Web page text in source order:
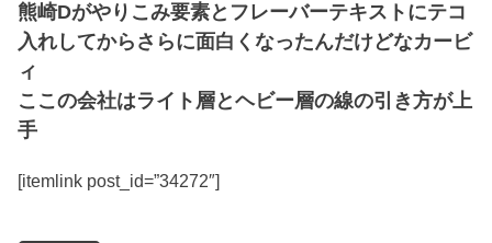
熊崎Dがやりこみ要素とフレーバーテキストにテコ
入れしてからさらに面白くなったんだけどなカービ
ィ
ここの会社はライト層とヘビー層の線の引き方が上
手
[itemlink post_id=”34272″]